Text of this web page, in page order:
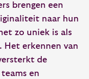
brengen een
naar hun
zo uniek is als
Het erkennen van
de
en